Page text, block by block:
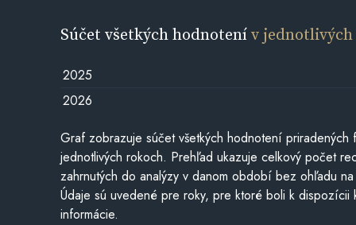
Súčet všetkých hodnotenív
2025
2026
Graf zobrazuje súčet všetkých hodnotení priradených
jednotlivých rokoch. Prehľad ukazuje celkový počet
zahrnutých do analýzy v danom období bez ohľadu
Údaje sú uvedené pre roky, pre ktoré boli k dispozícii
informácie.